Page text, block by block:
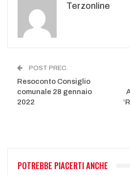
Terzonline
POST PREC.
Resoconto Consiglio
comunale 28 gennaio
2022
POTREBBE PIACERTI ANCHE